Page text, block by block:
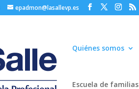
epadmon@lasallevp.es
Quiénes somos
Escuela de familias